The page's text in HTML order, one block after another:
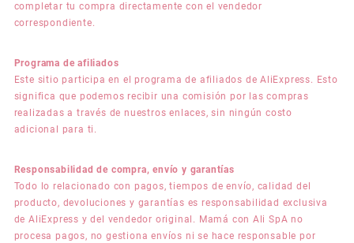
completar tu compra directamente con el vendedor
correspondiente.
Programa de afiliados
Este sitio participa en el programa de afiliados de AliExpress. Esto
significa que podemos recibir una comisión por las compras
realizadas a través de nuestros enlaces, sin ningún costo
adicional para ti.
Responsabilidad de compra, envío y garantías
Todo lo relacionado con pagos, tiempos de envío, calidad del
producto, devoluciones y garantías es responsabilidad exclusiva
de AliExpress y del vendedor original. Mamá con Ali SpA no
procesa pagos, no gestiona envíos ni se hace responsable por